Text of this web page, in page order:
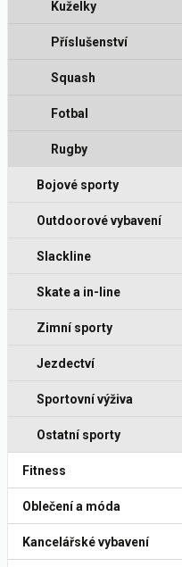
Kuželky
Příslušenství
Squash
Fotbal
Rugby
Bojové sporty
Outdoorové vybavení
Slackline
Skate a in-line
Zimní sporty
Jezdectví
Sportovní výživa
Ostatní sporty
Fitness
Oblečení a móda
Kancelářské vybavení